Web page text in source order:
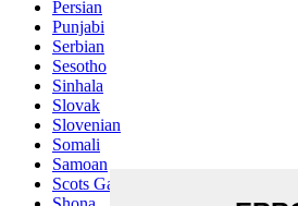
Persian
Punjabi
Serbian
Sesotho
Sinhala
Slovak
Slovenian
Somali
Samoan
Scots Gaelic